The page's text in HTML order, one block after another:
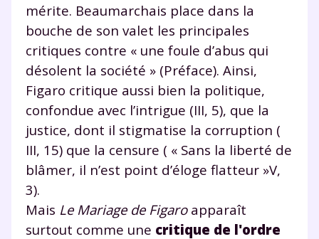
mérite. Beaumarchais place dans la
bouche de son valet les principales
critiques contre « une foule d’abus qui
désolent la société » (Préface). Ainsi,
Figaro critique aussi bien la politique,
confondue avec l’intrigue (III, 5), que la
justice, dont il stigmatise la corruption (
III, 15) que la censure ( « Sans la liberté de
blâmer, il n’est point d’éloge flatteur »V,
3).
Mais Le Mariage de Figaroapparaît
surtout comme une critique de l'ordre